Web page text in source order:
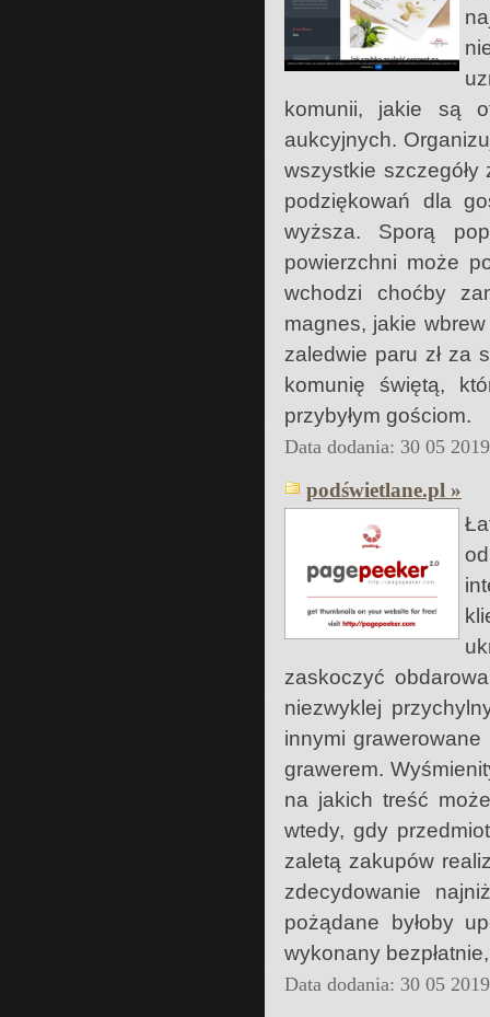
komunii, jakie są
aukcyjnych.
wszystkie
podziękowań dla
wyższa. Sporą
powierzchni może
wchodzi choćby
magnes, jakie
zaledwie paru zł za
komunię świętą,
przybyłym gościom.
Data dodania: 30 05
podświetlane.pl »
zaskoczyć
niezwyklej
innymi
grawerem.
na jakich treść
wtedy, gdy
zaletą zakupów
zdecydowanie
pożądane byłoby
wykonany
Data dodania: 30 05